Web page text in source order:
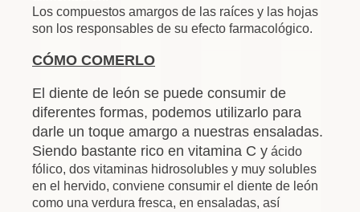
Los compuestos amargos de las raíces y las hojas
son los responsables de su efecto farmacológico.
CÓMO COMERLO
El diente de león se puede consumir de
diferentes formas, podemos utilizarlo para
darle un toque amargo a nuestras ensaladas.
Siendo bastante rico en vitamina C y ácido
fólico, dos vitaminas hidrosolubles y muy solubles
en el hervido, conviene consumir el diente de león
como una verdura fresca, en ensaladas, así